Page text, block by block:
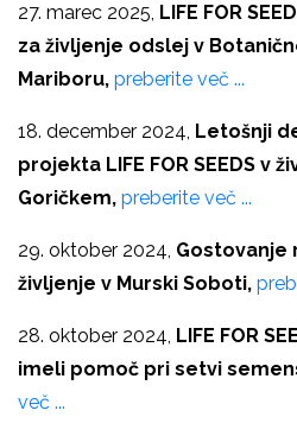
27. marec 2025, LIFE FOR
za življenje odslej v
Mariboru, preberite več ...
18. december 2024, Letošnji
projekta LIFE FOR SEEDS v
Goričkem, preberite več ...
29. oktober 2024, Gostovanje
življenje v Murski Soboti,
28. oktober 2024, LIFE FOR
imeli pomoč pri setvi
več ...